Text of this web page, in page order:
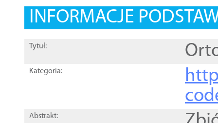
INFORMACJE
Tytuł:
Kategoria:
Abstrakt: